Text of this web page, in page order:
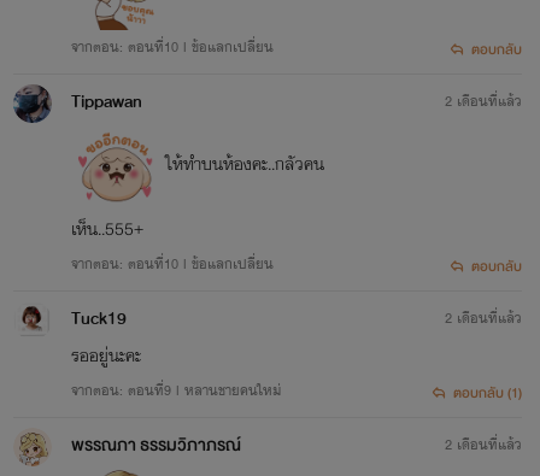
จากตอน: ตอนที่10 l ข้อแลกเปลี่ยน ตอบกลับ
Tippawan
ให้ทำบนห้องคะ..กลัวคน
เห็น..555+
จากตอน: ตอนที่10 l ข้อแลกเปลี่ยน
2 เดือนที่แล้ว
ตอบกลับ
Tuck19
รออยู่นะคะ
จากตอน: ตอนที่9 l หลานชายคนใหม่
2 เดือนที่แล้ว
ตอบกลับ (1)
พรรณภา ธรรมวิภาภรณ์ 2 เดือนที่แล้ว